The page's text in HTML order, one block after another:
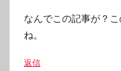
なんでこの記事が？
ね。
返信